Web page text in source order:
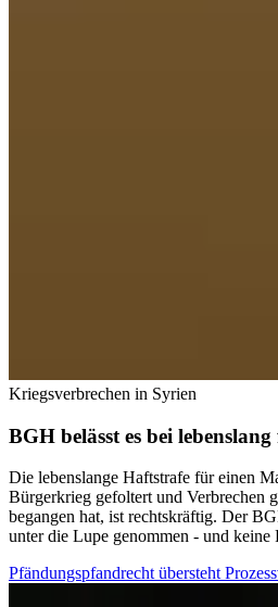
Kriegsverbrechen in Syrien
BGH belässt es bei
Die lebenslange Haftstrafe für einen
Bürgerkrieg gefoltert und Verbrechen
begangen hat, ist rechtskräftig. Der
unter die Lupe genommen - und keine
Pfändungspfandrecht übersteht